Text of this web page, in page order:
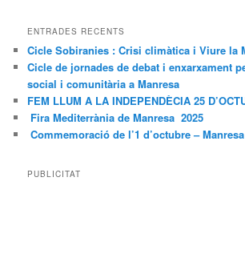
ENTRADES RECENTS
Cicle Sobiranies : Crisi climàtica i Viure la
Cicle de jornades de debat i enxarxament
social i comunitària a Manresa
FEM LLUM A LA INDEPENDÈCIA 25
Fira Mediterrània de Manresa 2025
Commemoració de l’1 d’octubre –
PUBLICITAT